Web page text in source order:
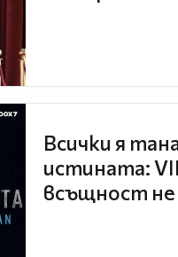
Всички я
истината:
всъщност не